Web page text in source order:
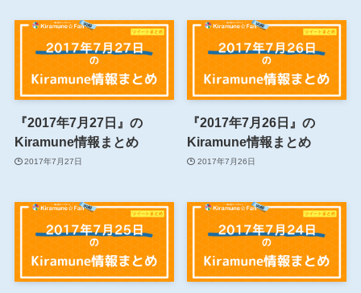
『2017年7月27日』の
Kiramune情報まとめ
2017年7月27日
『2017年7月26日』の
Kiramune情報まとめ
2017年7月26日